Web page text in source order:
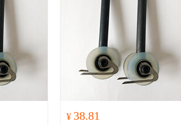
¥ 38.81